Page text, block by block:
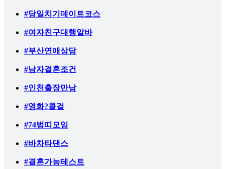
#당일치기데이트코스
#여자친구대행알바
#부산연애상담
#남자결혼조건
#인천출장만남
#영화?콜걸
#74범띠모임
#바차타댄스
#결혼가능테스트